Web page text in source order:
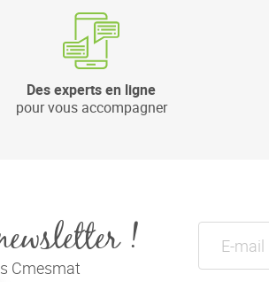
Des experts en ligne
pour vous accompagner
!
Cmesmat